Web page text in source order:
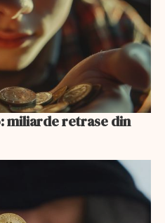
miliarde retrase din